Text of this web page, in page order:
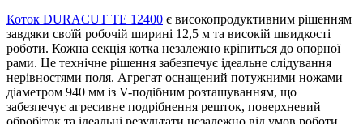
Коток DURACUT TE 12400 є високопродуктивним рішенням
завдяки своїй робочій ширині 12,5 м та високій швидкості
роботи. Кожна секція котка незалежно кріпиться до опорної
рами. Це технічне рішення забезпечує ідеальне слідування
нерівностями поля. Агрегат оснащений потужними ножами
діаметром 940 мм із V-подібним розташуванням, що
забезпечує агресивне подрібнення решток, поверхневий